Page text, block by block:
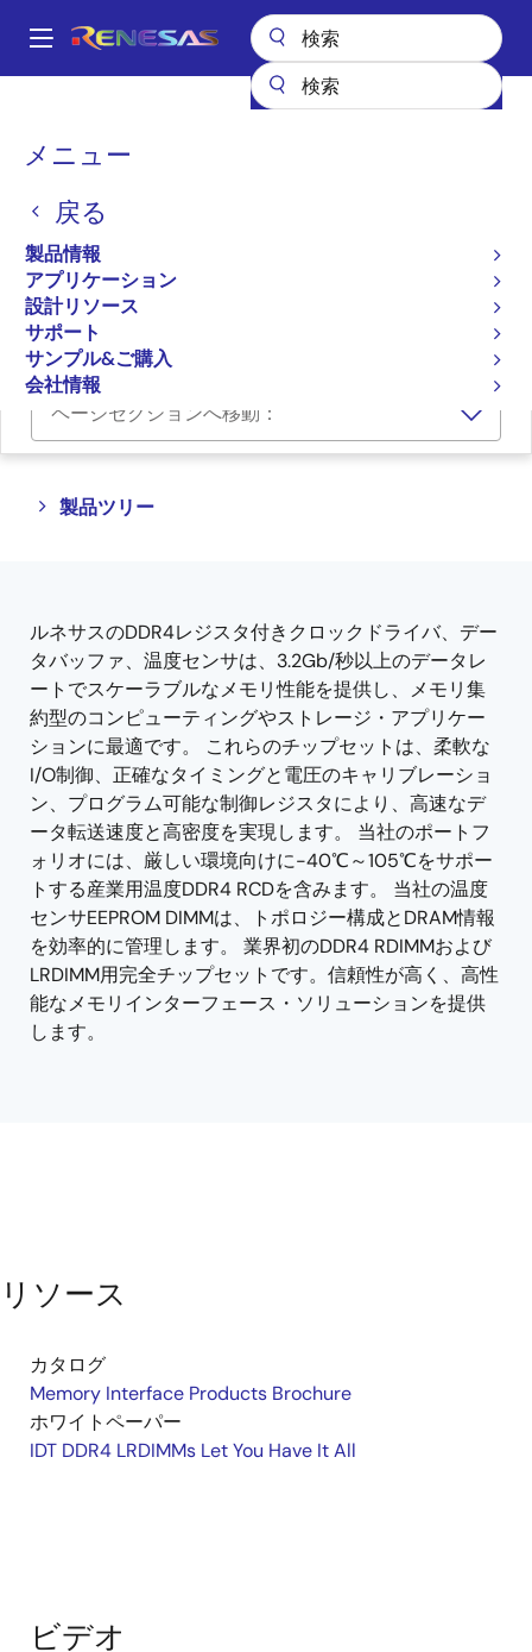
ン
Main
メニュー
戻る
製品情報
アプリケーション
設計リソース
サポート
サンプル&ご購入
会社情報
パ
く
ず
メモリインタフェース製品
DDR4ソリューション
ページセクションへ移動：
製品ツリー
Close
Open
ルネサスのDDR4レジスタ付きクロックドライバ、デー
タバッファ、温度センサは、3.2Gb/秒以上のデータレ
ートでスケーラブルなメモリ性能を提供し、メモリ集
約型のコンピューティングやストレージ・アプリケー
ションに最適です。 これらのチップセットは、柔軟な
I/O制御、正確なタイミングと電圧のキャリブレーショ
ン、プログラム可能な制御レジスタにより、高速なデ
ータ転送速度と高密度を実現します。 当社のポートフ
ォリオには、厳しい環境向けに-40℃～105℃をサポー
トする産業用温度DDR4 RCDを含みます。 当社の温度
センサEEPROM DIMMは、トポロジー構成とDRAM情報
を効率的に管理します。 業界初のDDR4 RDIMMおよび
LRDIMM用完全チップセットです。信頼性が高く、高性
能なメモリインターフェース・ソリューションを提供
します。
リソース
カタログ
Memory Interface Products Brochure
ホワイトペーパー
IDT DDR4 LRDIMMs Let You Have It All
ビデオ